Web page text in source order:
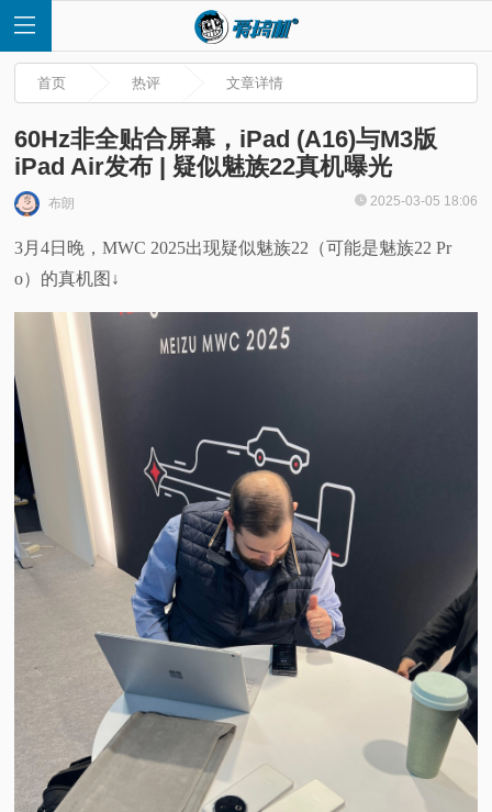
首
页
评
测
视
普
验
首页 热评 文章详情
60Hz非全贴合屏幕，iPad (A16)与M3版
iPad Air发布 | 疑似魅族22真机曝光
布朗 2025-03-05 18:06
3月4日晚，MWC 2025出现疑似魅族22（可能是魅族22 Pr
o）的真机图↓